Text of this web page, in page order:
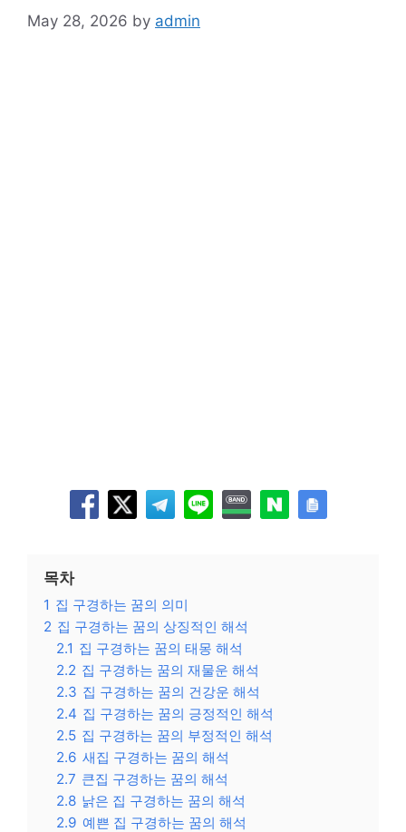
May 28, 2026 by admin
목차
1 집 구경하는 꿈의 의미
2 집 구경하는 꿈의 상징적인 해석
2.1 집 구경하는 꿈의 태몽 해석
2.2 집 구경하는 꿈의 재물운 해석
2.3 집 구경하는 꿈의 건강운 해석
2.4 집 구경하는 꿈의 긍정적인 해석
2.5 집 구경하는 꿈의 부정적인 해석
2.6 새집 구경하는 꿈의 해석
2.7 큰집 구경하는 꿈의 해석
2.8 낡은 집 구경하는 꿈의 해석
2.9 예쁜 집 구경하는 꿈의 해석